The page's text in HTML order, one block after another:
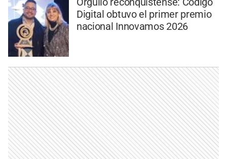
Digital obtuvo el primer premio
nacional Innovamos 2026